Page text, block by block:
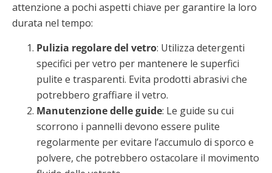
attenzione a pochi aspetti chiave per garantire la loro
durata nel tempo:
Pulizia regolare del vetro: Utilizza detergenti
specifici per vetro per mantenere le superfici
pulite e trasparenti. Evita prodotti abrasivi che
potrebbero graffiare il vetro.
Manutenzione delle guide: Le guide su cui
scorrono i pannelli devono essere pulite
regolarmente per evitare l’accumulo di sporco e
polvere, che potrebbero ostacolare il movimento